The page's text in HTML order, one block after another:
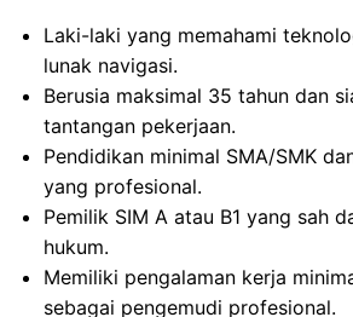
Laki-laki yang memahami
lunak navigasi.
Berusia maksimal 35 tahun dan
tantangan pekerjaan.
Pendidikan minimal SMA/SMK
yang profesional.
Pemilik SIM A atau B1 yang sah
hukum.
Memiliki pengalaman kerja
sebagai pengemudi profesional.